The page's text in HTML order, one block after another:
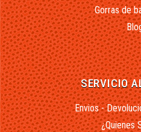
Gorras de
SERVICIO
Envios -
¿Quienes